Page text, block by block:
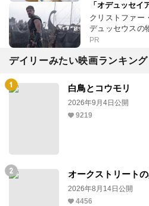
「オデュッセイ
クリストファー
デュッセウスの
PR
デイリーみたい映画ランキング
白鳥とコウモリ
2026年9月4日公開
9219
オークストリート
2026年8月14日公開
4456